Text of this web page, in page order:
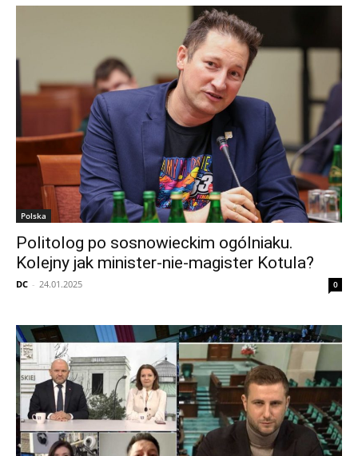
Polska
Politolog po sosnowieckim ogólniaku.
Kolejny jak minister-nie-magister Kotula?
DC - 24.01.2025 0